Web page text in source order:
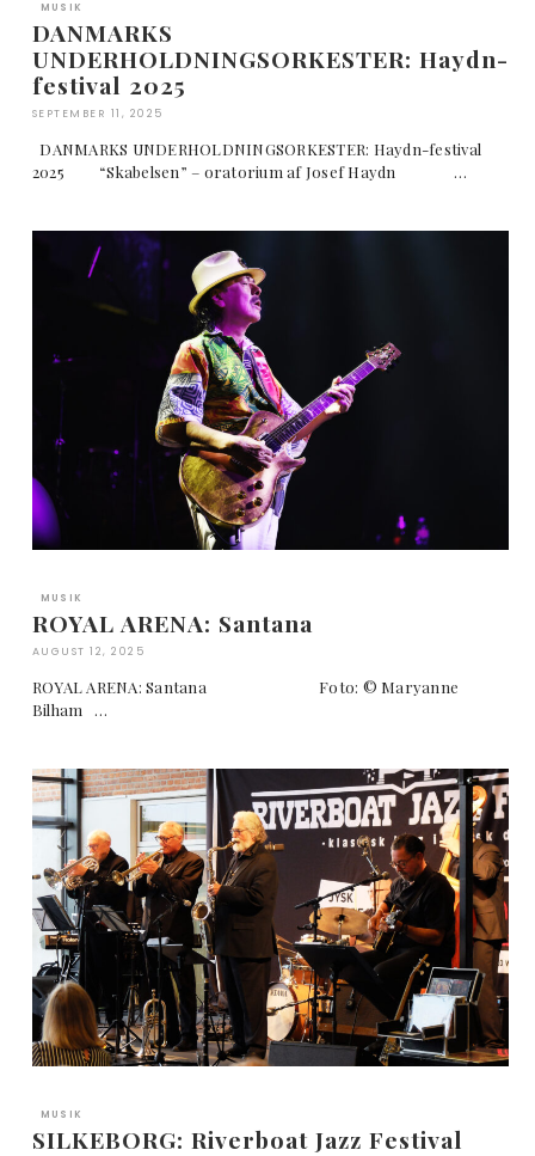
MUSIK
DANMARKS
UNDERHOLDNINGSORKESTER: Haydn-
festival 2025
SEPTEMBER 11, 2025
DANMARKS UNDERHOLDNINGSORKESTER: Haydn-festival
2025 “Skabelsen” – oratorium af Josef Haydn …
MUSIK
ROYAL ARENA: Santana
AUGUST 12, 2025
ROYAL ARENA: Santana Foto: © Maryanne
Bilham …
MUSIK
SILKEBORG: Riverboat Jazz Festival